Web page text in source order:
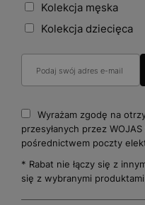
Kolekcja męska
Kolekcja dziecięca
Wyrażam zgodę na
przesyłanych przez
pośrednictwem poczty
* Rabat nie łączy się z
się z wybranymi